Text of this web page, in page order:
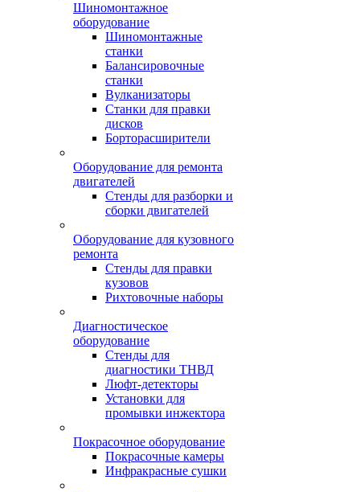
Шиномонтажное
оборудование
Шиномонтажные
станки
Балансировочные
станки
Вулканизаторы
Станки для правки
дисков
Борторасширители
Оборудование для ремонта
двигателей
Стенды для разборки и
сборки двигателей
Оборудование для кузовного
ремонта
Стенды для правки
кузовов
Рихтовочные наборы
Диагностическое
оборудование
Стенды для
диагностики ТНВД
Люфт-детекторы
Установки для
промывки инжектора
Покрасочное оборудование
Покрасочные камеры
Инфракрасные сушки